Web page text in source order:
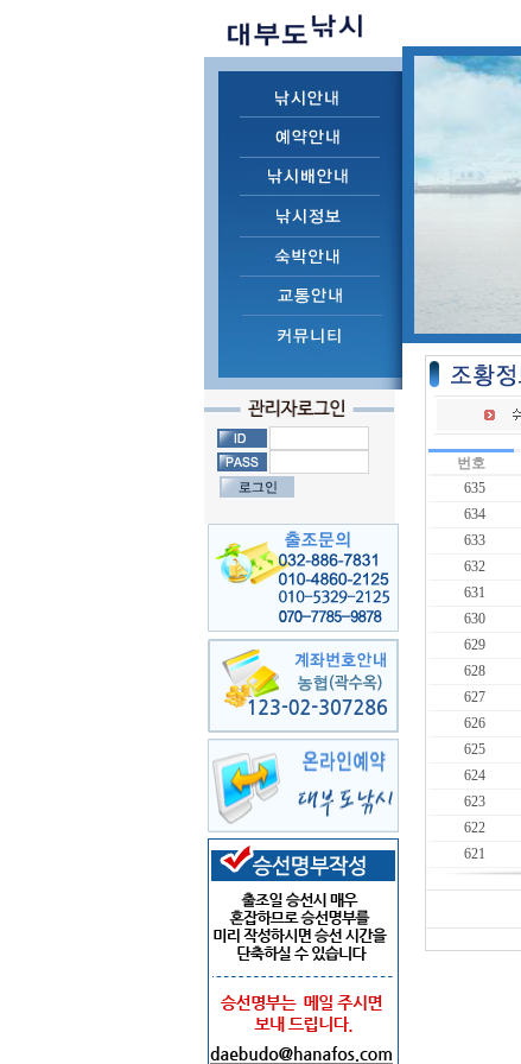
번호
635
634
633
632
631
630
629
628
627
626
625
624
623
622
621